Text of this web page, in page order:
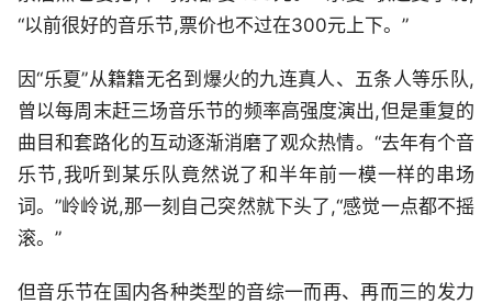
“以前很好的音乐节,票价也不过在300元上下。”
因“乐夏”从籍籍无名到爆火的九连真人、五条人等乐队,
曾以每周末赶三场音乐节的频率高强度演出,但是重复的
曲目和套路化的互动逐渐消磨了观众热情。“去年有个音
乐节,我听到某乐队竟然说了和半年前一模一样的串场
词。”岭岭说,那一刻自己突然就下头了,“感觉一点都不摇
滚。”
但音乐节在国内各种类型的音综一而再、再而三的发力